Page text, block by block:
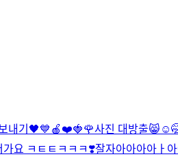
내기🖤💙 🍎❤️🍓🌹사진 대방출😸
가요 ㅋㅌㅌㅋㅋㅋ❣️잘자아아아아ㅏ